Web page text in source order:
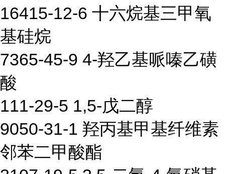
16415-12-6 十六烷基三甲氧
基硅烷
7365-45-9 4-羟乙基哌嗪乙磺
酸
111-29-5 1,5-戊二醇
9050-31-1 羟丙基甲基纤维素
邻苯二甲酸酯